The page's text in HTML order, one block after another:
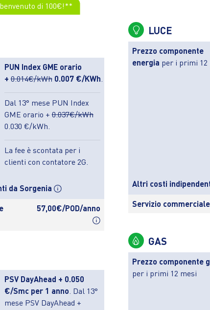
di 100€!**
PUN Index GME orario
+0.014€/kWh 0.007 €/KWh
Dal 13° mese PUN Index
GME orario +0.037€/kWh
0.030 €/kWh.
La fee è scontata per i
clienti con contatore 2G.
da Sorgenia
57,00€/POD/anno
PSV DayAhead + 0.050
€/Smc per 1 anno . Dal 13°
mese PSV DayAhead +
LUCE
Prezzo componente
energia per i primi 12
Altri costi
Servizio commerciale
GAS
Prezzo componente
per i primi 12 mesi